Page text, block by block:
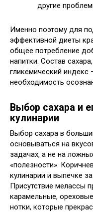
другие
Именно поэтому для
эффективной диеты
общее потребление
напитки. Состав
гликемический индекс
необходимость
Выбор сахара и
кулинарии
Выбор сахара в
основываться на
задачах, а не на
«полезности».
кулинарии и выпечке
Присутствие мелассы
карамельные,
нотки, которые